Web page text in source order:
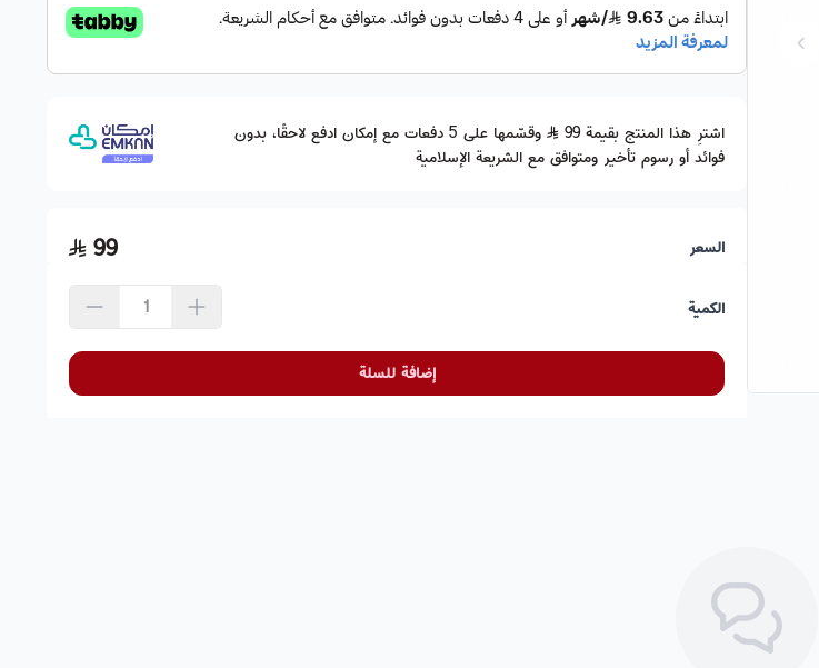
اشترِ هذا المنتج بقيمة 99
وقسّمها على 5 دفعات مع إمكان ادفع لاحقًا، بدون
فوائد أو رسوم تأخير ومتوافق مع الشريعة الإسلامية
السعر 99
الكمية
إضافة للسلة